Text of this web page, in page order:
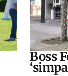
Boss